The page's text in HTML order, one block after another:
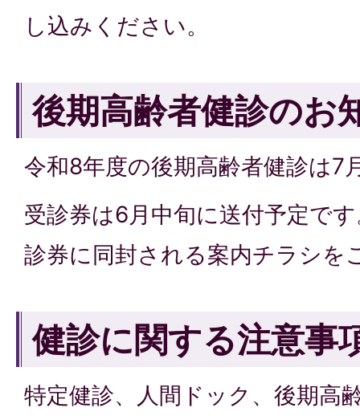
し込みください。
後期高齢者健診のお
令和8年度の後期高齢者健診は7
受診券は6月中旬に送付予定で
診券に同封される案内チラシを
健診に関する注意事
特定健診、人間ドック、後期高